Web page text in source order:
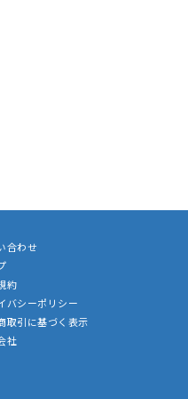
合わせ
約
バシーポリシー
取引に基づく表示
社